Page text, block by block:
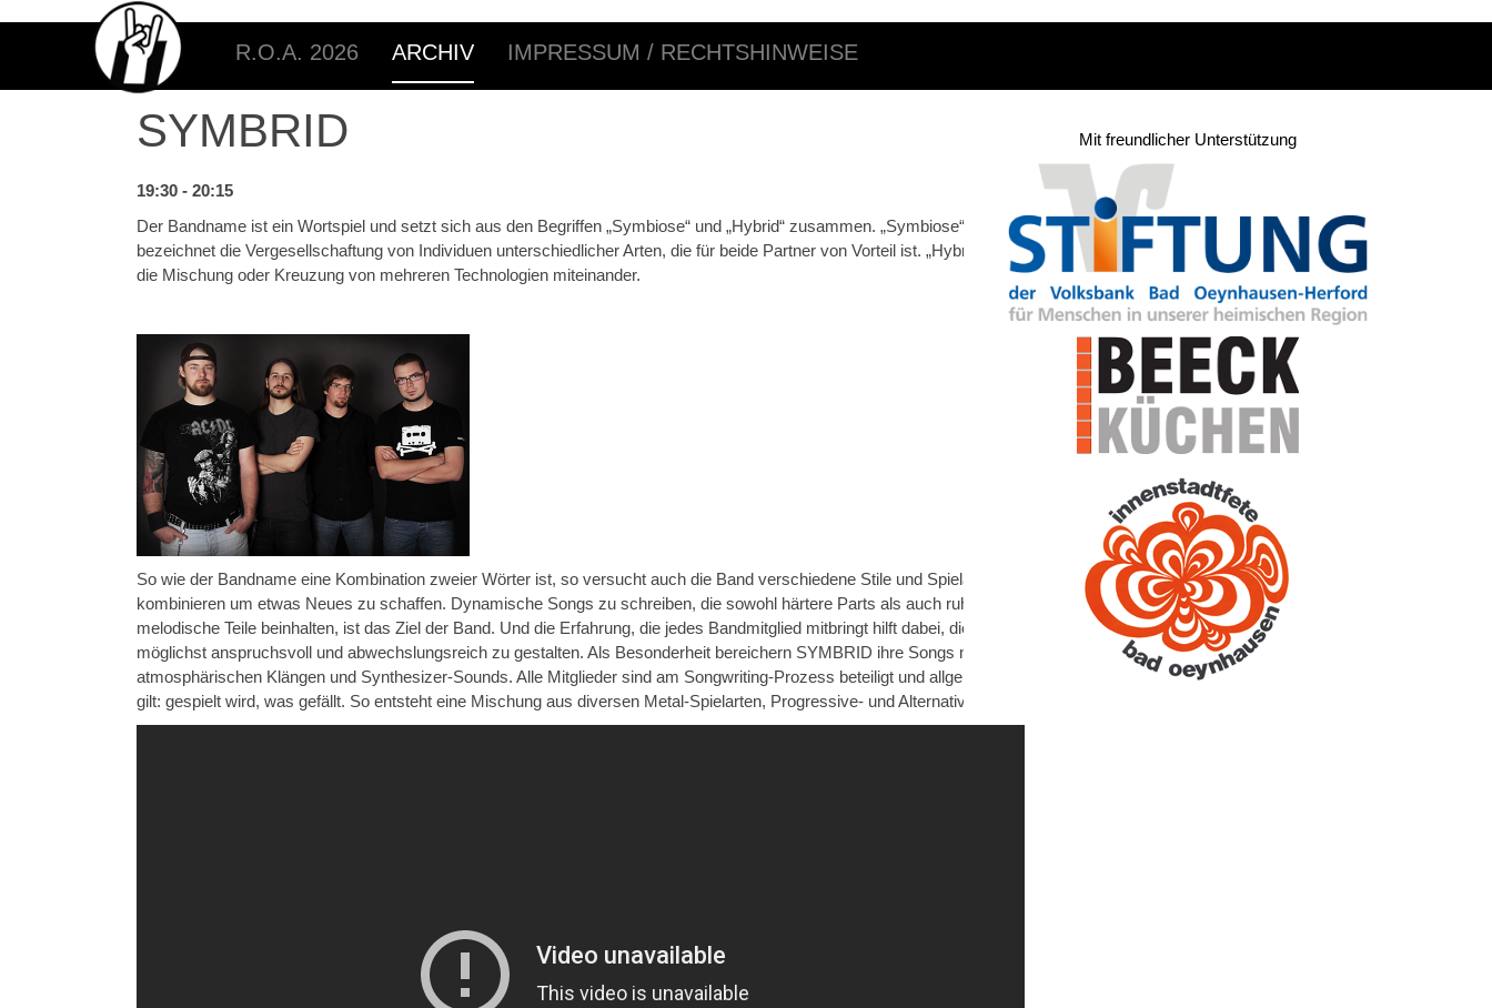
R.O.A. 2026 ARCHIV IMPRESSUM / RECHTSHINWEISE
SYMBRID
19:30 - 20:15
Der Bandname ist ein Wortspiel und setzt sich aus den Begriffen „Symbiose“ und „Hybrid“ zusammen. „Symbiose“
bezeichnet die Vergesellschaftung von Individuen unterschiedlicher Arten, die für beide Partner von Vorteil ist. „Hybrid“ ist
die Mischung oder Kreuzung von mehreren Technologien miteinander.
So wie der Bandname eine Kombination zweier Wörter ist, so versucht auch die Band verschiedene Stile und Spielarten zu
kombinieren um etwas Neues zu schaffen. Dynamische Songs zu schreiben, die sowohl härtere Parts als auch ruhige,
melodische Teile beinhalten, ist das Ziel der Band. Und die Erfahrung, die jedes Bandmitglied mitbringt hilft dabei, die Lieder
möglichst anspruchsvoll und abwechslungsreich zu gestalten. Als Besonderheit bereichern SYMBRID ihre Songs mit
atmosphärischen Klängen und Synthesizer-Sounds. Alle Mitglieder sind am Songwriting-Prozess beteiligt und allgemein
gilt: gespielt wird, was gefällt. So entsteht eine Mischung aus diversen Metal-Spielarten, Progressive- und Alternative Rock.
Mit freundlicher Unterstützung